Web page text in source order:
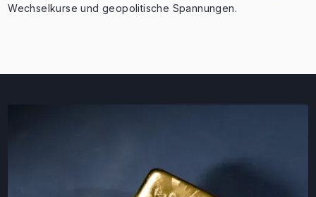
Wechselkurse und geopolitische Spannungen.